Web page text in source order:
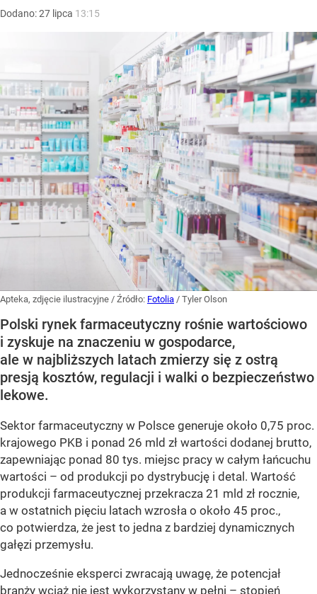
Dodano:27 lipca 13:15
Apteka, zdjęcie ilustracyjne / Źródło: Fotolia / Tyler Olson
Polski rynek farmaceutyczny rośnie wartościowo
i zyskuje na znaczeniu w gospodarce,
ale w najbliższych latach zmierzy się z ostrą
presją kosztów, regulacji i walki o bezpieczeństwo
lekowe.
Sektor farmaceutyczny w Polsce generuje około 0,75 proc.
krajowego PKB i ponad 26 mld zł wartości dodanej brutto,
zapewniając ponad 80 tys. miejsc pracy w całym łańcuchu
wartości – od produkcji po dystrybucję i detal. Wartość
produkcji farmaceutycznej przekracza 21 mld zł rocznie,
a w ostatnich pięciu latach wzrosła o około 45 proc.,
co potwierdza, że jest to jedna z bardziej dynamicznych
gałęzi przemysłu.
Jednocześnie eksperci zwracają uwagę, że potencjał
branży wciąż nie jest wykorzystany w pełni – stopień